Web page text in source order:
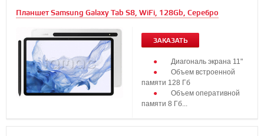
Планшет Samsung Galaxy Tab S8, WiFi, 128Gb, Серебро
ЗАКАЗАТЬ
Диагональ экрана 11"
Объем встроенной
памяти 128 Гб
Объем оперативной
памяти 8 Гб...